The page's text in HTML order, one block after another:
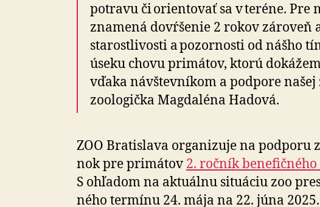
potravu či orientovať sa v teréne. Pre
znamená dovŕšenie 2 rokov zároveň
starostlivosti a pozornosti od nášho
úseku chovu primátov, ktorú
vďaka návštevníkom a podpore
zoologička Magdaléna Hadová.
ZOO Bratislava organizuje na podporu
nok pre primátov 2. ročník benefičného
S ohľadom na aktuálnu situáciu zoo
né­ho termínu 24. mája na 22. júna 2025.